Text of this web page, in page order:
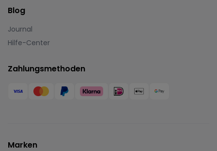
Blog
Journal
Hilfe-Center
Zahlungsmethoden
Marken